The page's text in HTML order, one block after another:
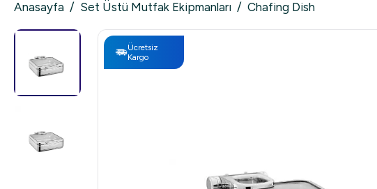
Anasayfa / Set Üstü Mutfak Ekipmanları / Chafing Dish
Ücretsiz
Kargo